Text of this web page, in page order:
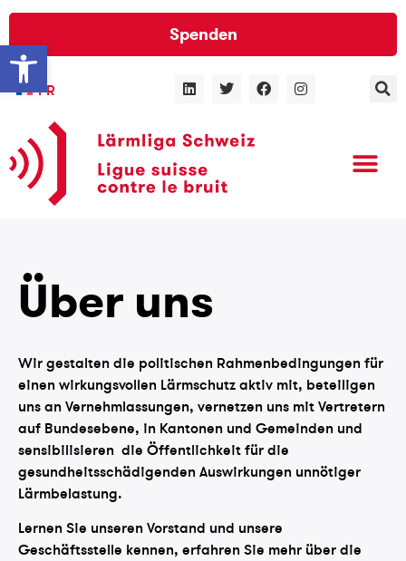
Werkzeugleiste öffnen
FR
Spenden
Über uns
Wir gestalten die politischen Rahmenbedingungen für
einen wirkungsvollen Lärmschutz aktiv mit, beteiligen
uns an Vernehmlassungen, vernetzen uns mit Vertretern
auf Bundesebene, in Kantonen und Gemeinden und
sensibilisieren die Öffentlichkeit für die
gesundheitsschädigenden Auswirkungen unnötiger
Lärmbelastung.
Lernen Sie unseren Vorstand und unsere
Geschäftsstelle kennen, erfahren Sie mehr über die